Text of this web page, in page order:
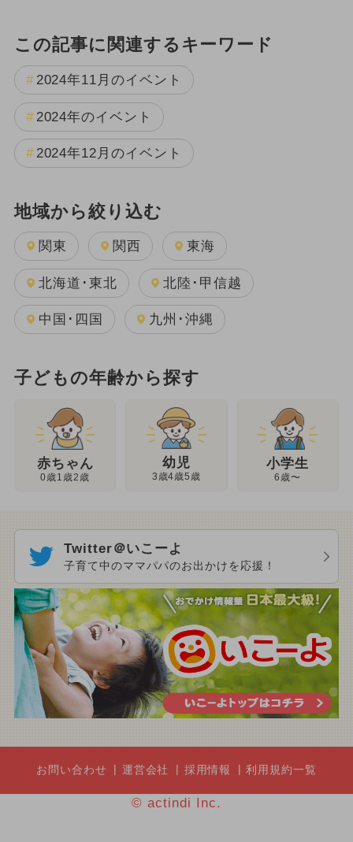
この記事に関連するキーワード
2024年11月のイベント
2024年のイベント
2024年12月のイベント
地域から絞り込む
関東 関西 東海
北海道･東北 北陸･甲信越
中国･四国 九州･沖縄
子どもの年齢から探す
赤ちゃん
0歳1歳2歳
幼児
3歳4歳5歳
小学生
6歳〜
Twitter＠いこーよ
子育て中のママパパのお出かけを応援！
お問い合わせ 運営会社 採用情報 利用規約一覧
© actindi Inc.